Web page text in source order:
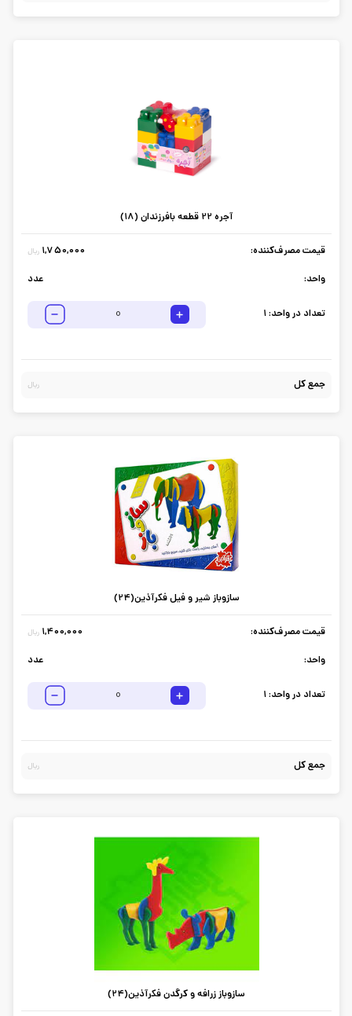
آجره 22 قطعه بافرزندان (18)
قیمت مصرف‌کننده: 1,750,000 ریال
واحد: عدد
تعداد در واحد:1
جمع کل ریال
سازوباز شیر و فیل فکرآذین(24)
قیمت مصرف‌کننده: 1,400,000 ریال
واحد: عدد
تعداد در واحد:1
جمع کل ریال
سازوباز زرافه و کرگدن فکرآذین(24)